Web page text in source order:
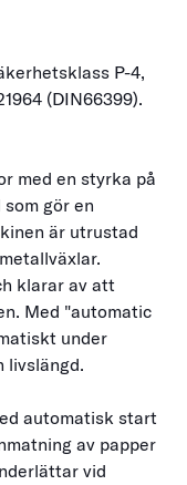
P-4,
(DIN66399).
med en styrka på
gör en
är utrustad
klarar av att
Med "automatic
under
livslängd.
automatisk start
av papper
vid